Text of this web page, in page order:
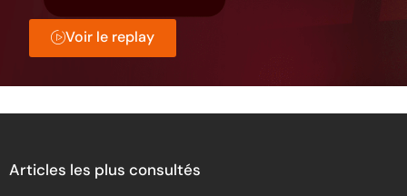
Voir le replay
Articles les plus consultés